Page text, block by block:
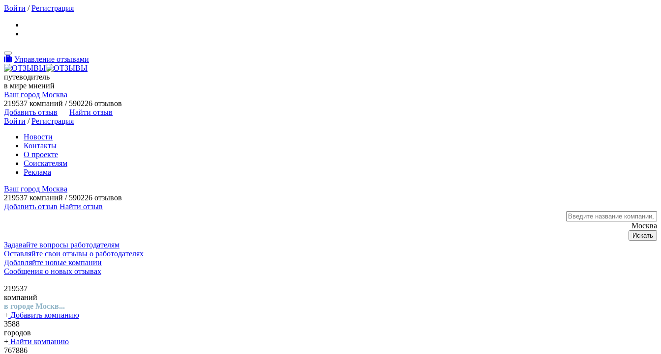
Войти /Регистрация
Toggle navigation
Управление отзывами
путеводитель
в мире мнений
Ваш город Москва
219537 компаний / 590226 отзывов
Добавить отзыв
Найти отзыв
Войти /Регистрация
Новости
Контакты
О проекте
Соискателям
Реклама
Ваш город Москва
219537 компаний / 590226 отзывов
Добавить отзыв Найти отзыв
Москва
Искать
Задавайте вопросы работодателям
Оставляйте свои отзывы о работодателях
Добавляйте новые компании
Сообщения о новых отзывах
219537
компаний
в городе Москв...
+ Добавить компанию
3588
городов
+ Найти компанию
767886